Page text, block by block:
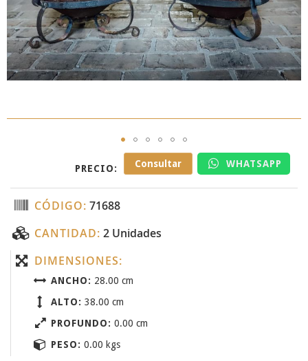
Consultar WHATSAPP
PRECIO:
CÓDIGO: 71688
CANTIDAD: 2 Unidades
DIMENSIONES:
ANCHO: 28.00 cm
ALTO: 38.00 cm
PROFUNDO: 0.00 cm
PESO: 0.00 kgs
beginning
of
the
images
gallery